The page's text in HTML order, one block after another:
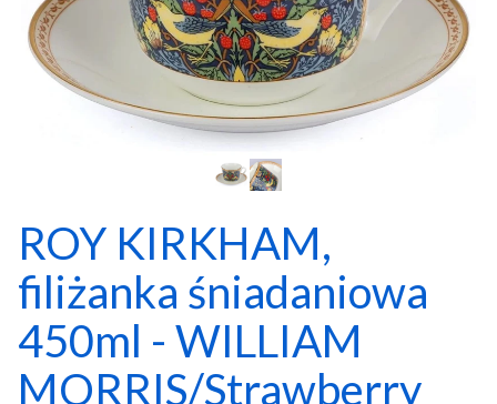
ROY KIRKHAM,
filiżanka śniadaniowa
450ml - WILLIAM
MORRIS/Strawberry